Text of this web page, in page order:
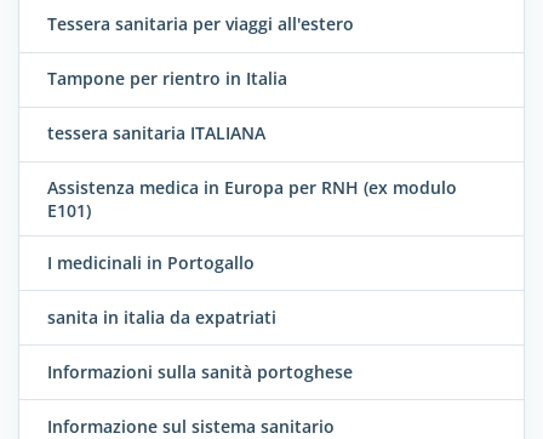
Tessera sanitaria per viaggi all'estero
Tampone per rientro in Italia
tessera sanitaria ITALIANA
Assistenza medica in Europa per RNH (ex modulo
E101)
I medicinali in Portogallo
sanita in italia da expatriati
Informazioni sulla sanità portoghese
Informazione sul sistema sanitario